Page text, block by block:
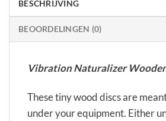
BESCHRIJVING
BEOORDELINGEN (0)
Vibration Naturalizer
These tiny wood discs are
under your equipment. Either